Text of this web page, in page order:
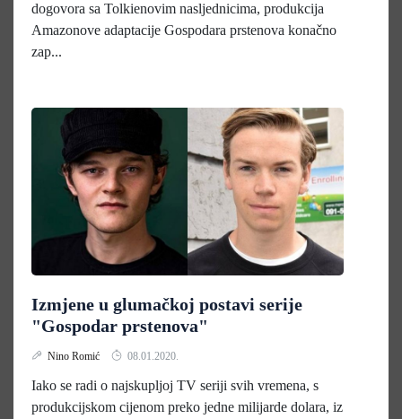
dogovora sa Tolkienovim nasljednicima, produkcija
Amazonove adaptacije Gospodara prstenova konačno
zap...
Izmjene u glumačkoj postavi serije
"Gospodar prstenova"
Nino Romić 08.01.2020.
Iako se radi o najskupljoj TV seriji svih vremena, s
produkcijskom cijenom preko jedne milijarde dolara, iz